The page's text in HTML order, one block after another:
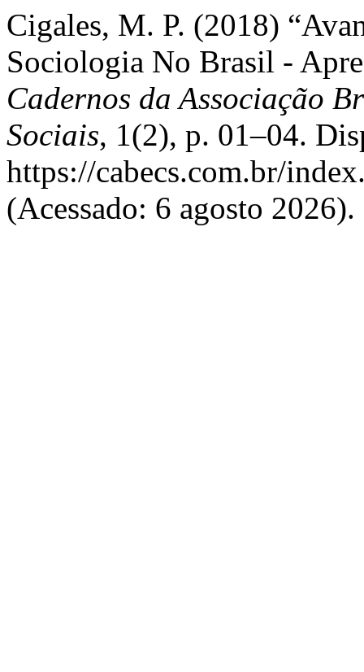
Cigales, M. P. (2018)
Sociologia No Brasil -
Cadernos da Associação
Sociais, 1(2), p. 01–04.
https://cabecs.com.br/
(Acessado: 6 agosto 2026).